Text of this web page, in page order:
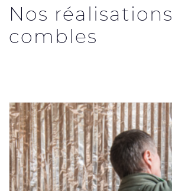
Nos réalisations
combles